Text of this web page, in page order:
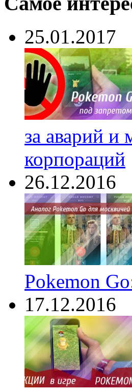
25.01.2017
за аварий и
корпораций
26.12.2016
Pokemon
17.12.2016